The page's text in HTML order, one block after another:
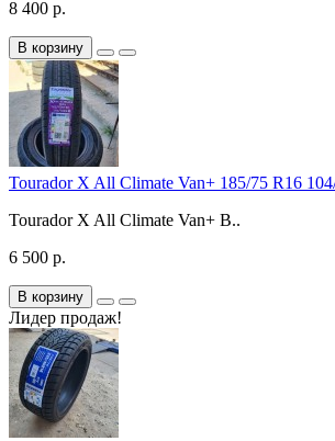
8 400 р.
В корзину
Tourador X All Climate Van+ 185/75 R16
Tourador X All Climate Van+ В..
6 500 р.
В корзину
Лидер продаж!